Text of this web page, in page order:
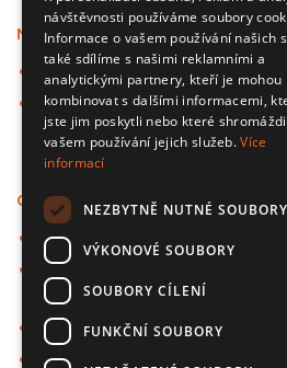
Nabídka
Kamery do auta
Příslušenství pro
automobily
O 70mai
O společnosti 70mai
Zásady ochrany
osobních údajů
Spolupráce B2B
Znalostní základna
návštěvnosti používáme soubory
Informace o vašem používání našich
také sdílíme s našimi reklamními a
analytickými partnery, kteří je mohou
kombinovat s dalšími informacemi,
jste jim poskytli nebo které
vašem používání jejich služeb.Více
informací
NEZBYTNĚ NUTNÉ SOUBORY
VÝKONOVÉ SOUBORY
SOUBORY CÍLENÍ
FUNKČNÍ SOUBORY